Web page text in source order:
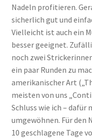
Nadeln profitieren.
sicherlich gut und
Vielleicht ist auch ein
besser geeignet.
noch zwei
ein paar Runden zu
amerikanischer Art
meisten von uns
Schluss wie ich –
umgewöhnen. Für den
10 geschlagene Tage